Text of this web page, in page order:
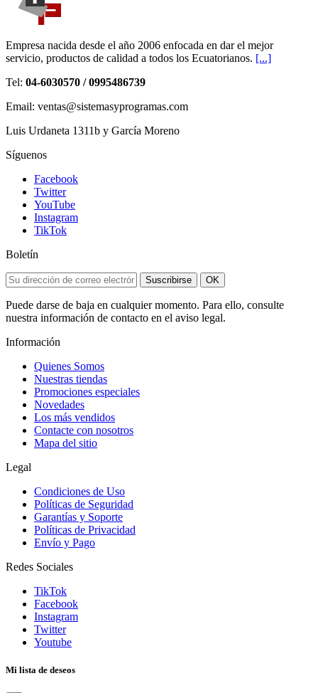
Empresa nacida desde el año 2006 enfocada en dar el mejor
servicio, productos de calidad a todos los Ecuatorianos. [...]
Tel: 04-6030570 / 0995486739
Email: ventas@sistemasyprogramas.com
Luis Urdaneta 1311b y García Moreno
Síguenos
Facebook
Twitter
YouTube
Instagram
TikTok
Boletín
Suscribirse OK
Puede darse de baja en cualquier momento. Para ello, consulte
nuestra información de contacto en el aviso legal.
Información
Quienes Somos
Nuestras tiendas
Promociones especiales
Novedades
Los más vendidos
Contacte con nosotros
Mapa del sitio
Legal
Condiciones de Uso
Políticas de Seguridad
Garantías y Soporte
Políticas de Privacidad
Envío y Pago
Redes Sociales
TikTok
Facebook
Instagram
Twitter
Youtube
Mi lista de deseos